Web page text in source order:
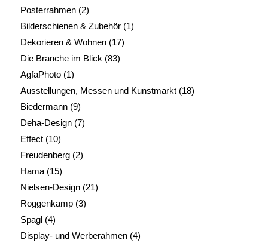
Posterrahmen(2)
Bilderschienen & Zubehör(1)
Dekorieren & Wohnen(17)
Die Branche im Blick(83)
AgfaPhoto(1)
Ausstellungen, Messen und Kunstmarkt(18)
Biedermann(9)
Deha-Design(7)
Effect(10)
Freudenberg(2)
Hama(15)
Nielsen-Design(21)
Roggenkamp(3)
Spagl(4)
Display- und Werberahmen(4)